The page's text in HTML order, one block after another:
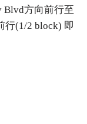
Blvd方向前行至
行(1/2 block) 即